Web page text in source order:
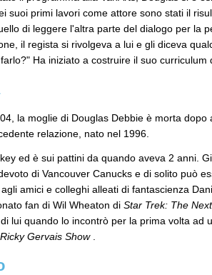
suoi primi lavori come attore sono stati il
di leggere l'altra parte del dialogo per la
il regista si rivolgeva a lui e gli diceva
Ha iniziato a costruire il suo curriculum
la moglie di Douglas Debbie è morta
relazione, nato nel 1996.
ed è sui pattini da quando aveva 2 anni.
di Vancouver Canucks e di solito può
amici e colleghi alleati di fantascienza
fan di Wil Wheaton di Star Trek: The
lui quando lo incontrò per la prima volta ad
Gervais Show.